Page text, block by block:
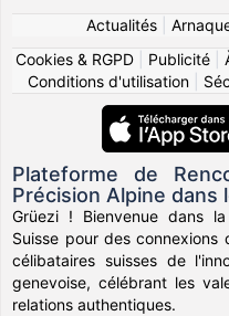
Actualités|
Cookies & RGPD
Publicité
Conditions d'utilisation|
Plateforme de
Précision Alpine dans
Grüezi ! Bienvenue dans
Suisse pour des connexions
célibataires suisses de
genevoise, célébrant les
relations authentiques.